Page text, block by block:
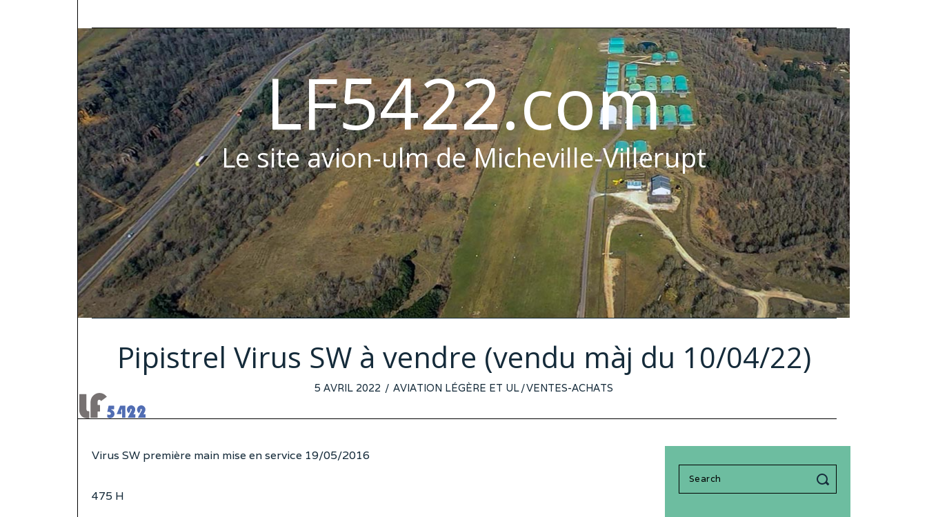
LF5422.com
Le site avion-ulm de Micheville-Villerupt
Pipistrel Virus SW à vendre (vendu màj du 10/04/22)
POSTED
5 AVRIL 2022 12
2022
AVIATION LÉGÈRE ET UL/VENTES-ACHATS
Virus SW première main mise en service 19/05/2016
475 H
Search
for: